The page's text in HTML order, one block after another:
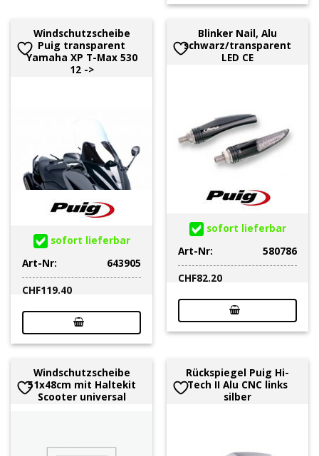
Windschutzscheibe
Puig transparent
Yamaha XP T-Max 530
12 ->
sofort lieferbar
Art-Nr:
643905
CHF119.40
Blinker Nail, Alu
schwarz/transparent
LED CE
sofort lieferbar
Art-Nr:
580786
CHF82.20
Windschutzscheibe
51x48cm mit Haltekit
Scooter universal
Rückspiegel Puig Hi-
Tech II Alu CNC links
silber